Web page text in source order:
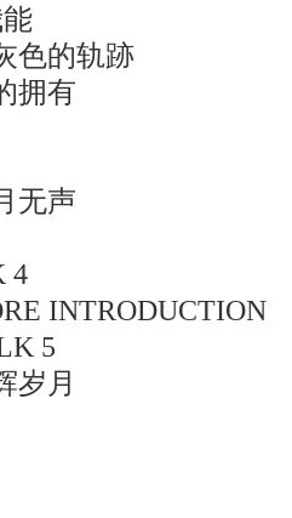
色的轨跡
拥有
无声
4
INTRODUCTION
5
岁月